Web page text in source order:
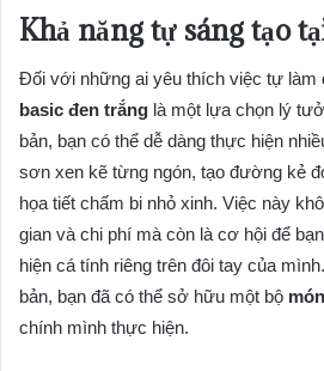
Khả năng tự sáng tạo
Đối với những ai yêu thích việc tự làm
basic đen trắng là một lựa chọn lý
bản, bạn có thể dễ dàng thực hiện
sơn xen kẽ từng ngón, tạo đường kẻ
họa tiết chấm bi nhỏ xinh. Việc này
gian và chi phí mà còn là cơ hội để
hiện cá tính riêng trên đôi tay của
bản, bạn đã có thể sở hữu một bộ
chính mình thực hiện.